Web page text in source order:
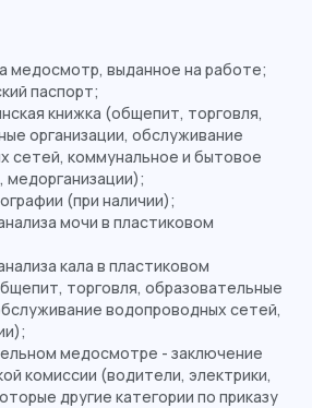
медосмотр, выданное на работе;
паспорт;
книжка (общепит, торговля,
организации, обслуживание
сетей, коммунальное и бытовое
медорганизации);
(при наличии);
мочи в пластиковом
кала в пластиковом
торговля, образовательные
водопроводных сетей,
медосмотре - заключение
комиссии (водители, электрики,
другие категории по приказу
телефону:
заявку
377
проспект,
д. 18